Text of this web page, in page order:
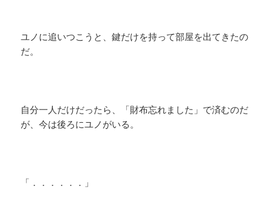
ユノに追いつこうと、鍵だけを持って部屋を出てきたの
だ。
自分一人だけだったら、「財布忘れました」で済むのだ
が、今は後ろにユノがいる。
「．．．．．．」